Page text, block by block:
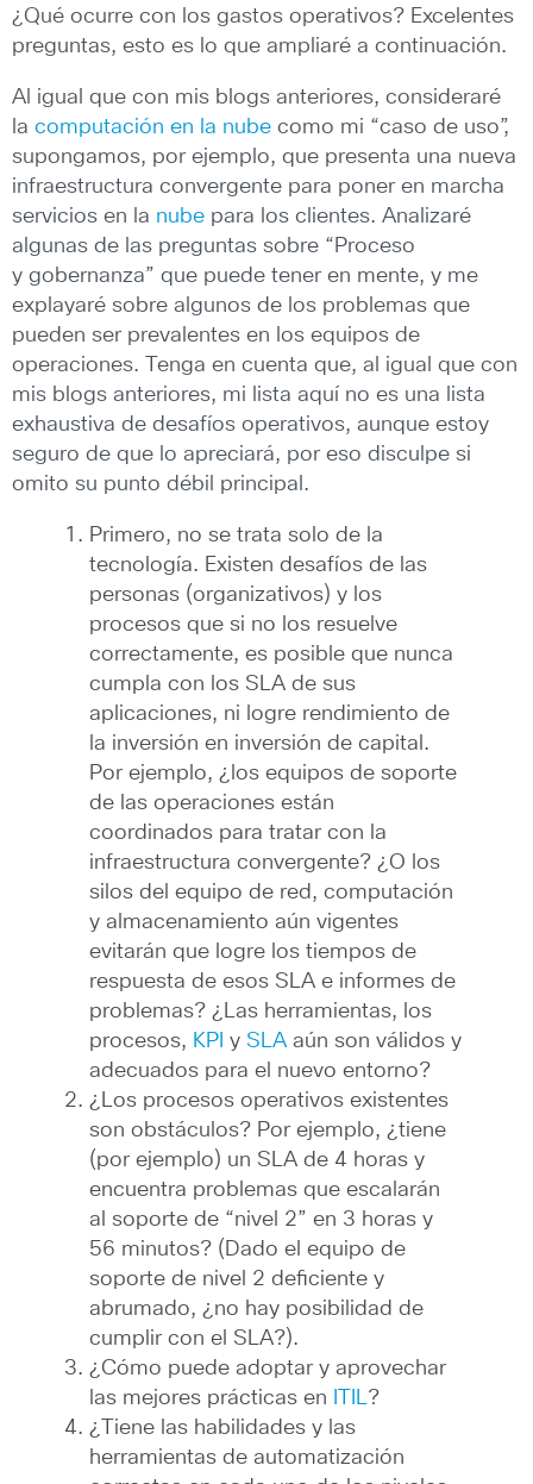
¿Qué ocurre con los gastos operativos? Excelentes
preguntas, esto es lo que ampliaré a continuación.
Al igual que con mis blogs anteriores, consideraré
la computación en la nube como mi “caso de uso”,
supongamos, por ejemplo, que presenta una nueva
infraestructura convergente para poner en marcha
servicios en la nube para los clientes. Analizaré
algunas de las preguntas sobre “Proceso
y gobernanza” que puede tener en mente, y me
explayaré sobre algunos de los problemas que
pueden ser prevalentes en los equipos de
operaciones. Tenga en cuenta que, al igual que con
mis blogs anteriores, mi lista aquí no es una lista
exhaustiva de desafíos operativos, aunque estoy
seguro de que lo apreciará, por eso disculpe si
omito su punto débil principal.
Primero, no se trata solo de la
tecnología. Existen desafíos de las
personas (organizativos) y los
procesos que si no los resuelve
correctamente, es posible que nunca
cumpla con los SLA de sus
aplicaciones, ni logre rendimiento de
la inversión en inversión de capital.
Por ejemplo, ¿los equipos de soporte
de las operaciones están
coordinados para tratar con la
infraestructura convergente? ¿O los
silos del equipo de red, computación
y almacenamiento aún vigentes
evitarán que logre los tiempos de
respuesta de esos SLA e informes de
problemas? ¿Las herramientas, los
procesos, KPI y SLA aún son válidos y
adecuados para el nuevo entorno?
¿Los procesos operativos existentes
son obstáculos? Por ejemplo, ¿tiene
(por ejemplo) un SLA de 4 horas y
encuentra problemas que escalarán
al soporte de “nivel 2” en 3 horas y
56 minutos? (Dado el equipo de
soporte de nivel 2 deficiente y
abrumado, ¿no hay posibilidad de
cumplir con el SLA?).
¿Cómo puede adoptar y aprovechar
las mejores prácticas en
ITIL?
¿Tiene las habilidades y las
herramientas de automatización